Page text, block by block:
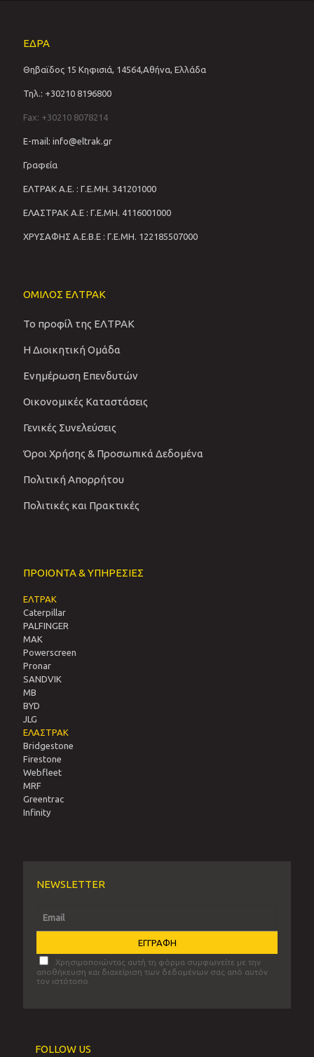
ΕΔΡΑ
Θηβαϊδος 15 Κηφισιά, 14564,Αθήνα, Ελλάδα
Τηλ.: +30210 8196800
Fax: +30210 8078214
E-mail: info@eltrak.gr
Γραφεία
ΕΛΤΡΑΚ Α.Ε. : Γ.Ε.ΜΗ. 341201000
ΕΛΑΣΤΡΑΚ Α.Ε : Γ.Ε.ΜΗ. 4116001000
ΧΡΥΣΑΦΗΣ Α.Ε.Β.Ε : Γ.Ε.ΜΗ. 122185507000
ΟΜΙΛΟΣ ΕΛΤΡΑΚ
Το προφίλ της ΕΛΤΡΑΚ
Η Διοικητική Ομάδα
Ενημέρωση Επενδυτών
Οικονομικές Καταστάσεις
Γενικές Συνελεύσεις
Όροι Χρήσης & Προσωπικά Δεδομένα
Πολιτική Απορρήτου
Πολιτικές και Πρακτικές
ΠΡΟΙΟΝΤΑ & ΥΠΗΡΕΣΙΕΣ
ΕΛΤΡΑΚ
Caterpillar
PALFINGER
MAK
Powerscreen
Pronar
SANDVIΚ
MB
BYD
JLG
ΕΛΑΣΤΡΑΚ
Bridgestone
Firestone
Webfleet
MRF
Greentrac
Infinity
NEWSLETTER
Χρησιμοποιώντας αυτή τη φόρμα συμφωνείτε με την
αποθήκευση και διαχείριση των δεδομένων σας από αυτόν
τον ιστότοπο.
FOLLOW US